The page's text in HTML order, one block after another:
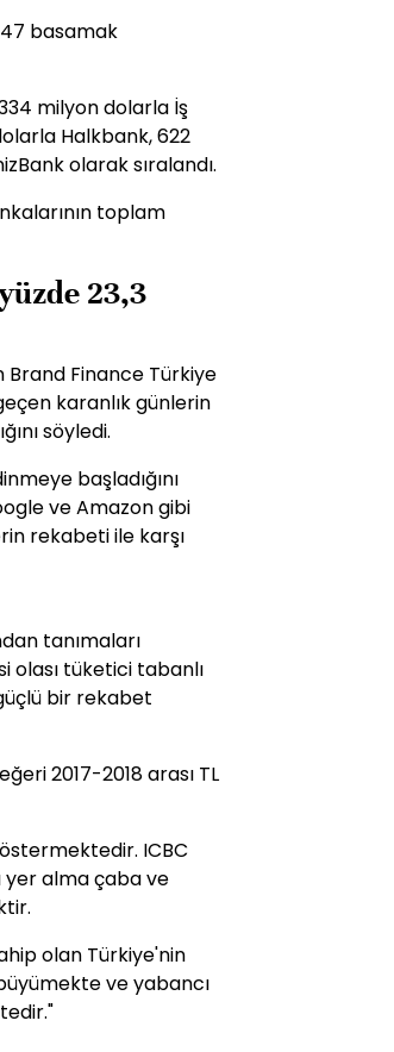
47 basamak
milyon dolarla İş
Halkbank, 622
olarak sıralandı.
toplam
23,3
Brand Finance Türkiye
karanlık günlerin
söyledi.
başladığını
ve Amazon gibi
rekabeti ile karşı
tanımaları
olası tüketici tabanlı
bir rekabet
2017-2018 arası TL
ICBC
yer alma çaba ve
olan Türkiye'nin
ve yabancı